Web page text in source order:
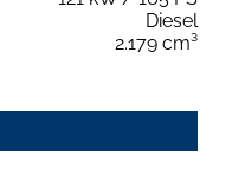
Diesel
2.179 cm³